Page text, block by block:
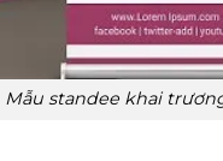
Mẫu standee khai